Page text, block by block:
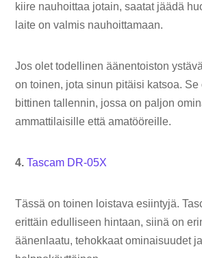
kiire nauhoittaa jotain, saatat jäädä
laite on valmis nauhoittamaan.
Jos olet todellinen äänentoiston
on toinen, jota sinun pitäisi katsoa. Se
bittinen tallennin, jossa on paljon
ammattilaisille että amatööreille.
4.Tascam DR-05X
Tässä on toinen loistava esiintyjä.
erittäin edulliseen hintaan, siinä on
äänenlaatu, tehokkaat ominaisuudet ja